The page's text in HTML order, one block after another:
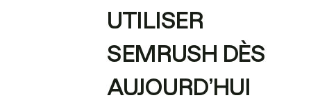
UTILISER
SEMRUSH DÈS
AUJOURD’HUI